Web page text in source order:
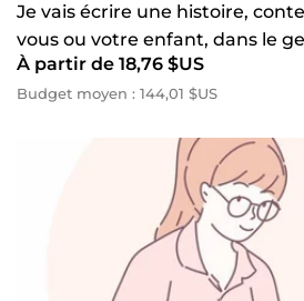
Je vais écrire une histoire,
vous ou votre enfant, dans le
À partir de 18,76 $US
Budget moyen : 144,01 $US